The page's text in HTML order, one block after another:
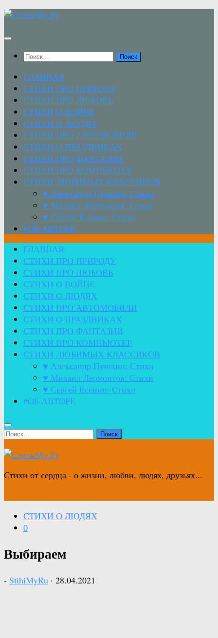
Перейти
содержимому
Найти:
ГЛАВНАЯ
СТИХИ ПРО ПРИРОДУ
СТИХИ ПРО ЛЮБОВЬ
СТИХИ О ВОЙНЕ
СТИХИ О ЛЮДЯХ
СТИХИ ПРО АВТОМОБИЛИ
СТИХИ О ПРАЗДНИКАХ
СТИХИ ПРО ФАНТАЗИИ
СТИХИ ПРО КОМПЬЮТЕР
СТИХИ ЛЮБИМЫХ КЛАССИКОВ
♥ Александр Пушкин: Стихи
♥ Михаил Лермонтов: Стихи
♥ Сергей Есенин: Стихи
#ОБ АВТОРЕ
ГЛАВНАЯ
СТИХИ ПРО ПРИРОДУ
СТИХИ ПРО ЛЮБОВЬ
СТИХИ О ВОЙНЕ
СТИХИ О ЛЮДЯХ
СТИХИ ПРО АВТОМОБИЛИ
СТИХИ О ПРАЗДНИКАХ
СТИХИ ПРО ФАНТАЗИИ
СТИХИ ПРО КОМПЬЮТЕР
СТИХИ ЛЮБИМЫХ КЛАССИКОВ
♥ Александр Пушкин: Стихи
♥ Михаил Лермонтов: Стихи
♥ Сергей Есенин: Стихи
#ОБ АВТОРЕ
Найти:
Стихи от сердца - о жизни, любви, людях, друзьях...
СТИХИ О ЛЮДЯХ
0
Выбираем
- StihiMyRu · 28.04.2021